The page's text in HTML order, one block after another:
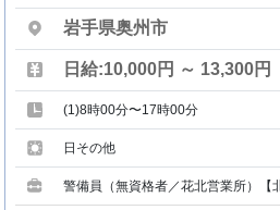
岩手県奥州市
日給:10,000円 ～ 13,300円
(1)8時00分〜17時00分
日その他
警備員（無資格者／花北営業所）